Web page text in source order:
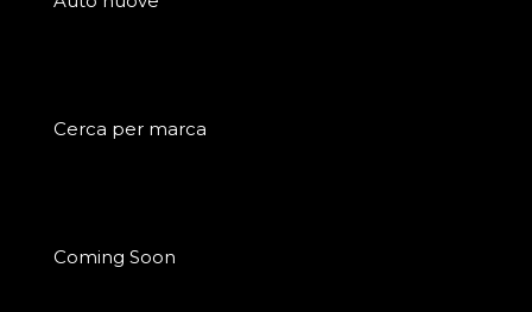
Cerca per marca
Coming Soon